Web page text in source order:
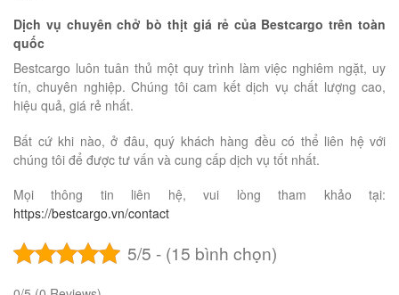
Dịch vụ chuyên chở bò thịt giá rẻ của Bestcargo trên toàn
quốc
Bestcargo luôn tuân thủ một quy trình làm việc nghiêm ngặt, uy
tín, chuyên nghiệp. Chúng tôi cam kết dịch vụ chất lượng cao,
hiệu quả, giá rẻ nhất.
Bất cứ khi nào, ở đâu, quý khách hàng đều có thể liên hệ với
chúng tôi để được tư vấn và cung cấp dịch vụ tốt nhất.
Mọi thông tin liên hệ, vui lòng tham khảo tại:
https://bestcargo.vn/contact
5/5 - (15 bình chọn)